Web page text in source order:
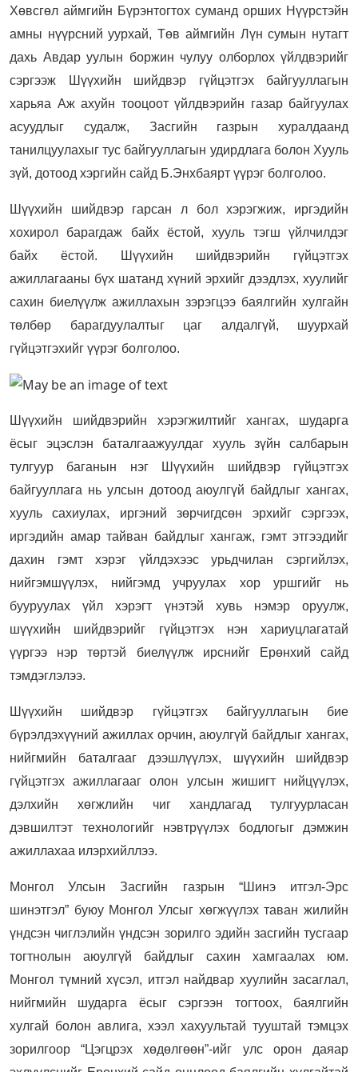
Хөвсгөл аймгийн Бүрэнтогтох суманд орших Нүүрстэйн
амны нүүрсний уурхай, Төв аймгийн Лүн сумын нутагт
дахь Авдар уулын боржин чулуу олборлох үйлдвэрийг
сэргээж Шүүхийн шийдвэр гүйцэтгэх байгууллагын
харьяа Аж ахуйн тооцоот үйлдвэрийн газар байгуулах
асуудлыг судалж, Засгийн газрын хуралдаанд
танилцуулахыг тус байгууллагын удирдлага болон Хууль
зүй, дотоод хэргийн сайд Б.Энхбаярт үүрэг болголоо.
Шүүхийн шийдвэр гарсан л бол хэрэгжиж, иргэдийн
хохирол барагдаж байх ёстой, хууль тэгш үйлчилдэг
байх ёстой. Шүүхийн шийдвэрийн гүйцэтгэх
ажиллагааны бүх шатанд хүний эрхийг дээдлэх, хуулийг
сахин биелүүлж ажиллахын зэрэгцээ баялгийн хулгайн
төлбөр барагдуулалтыг цаг алдалгүй, шуурхай
гүйцэтгэхийг үүрэг болголоо.
Шүүхийн шийдвэрийн хэрэгжилтийг хангах, шударга
ёсыг эцэслэн баталгаажуулдаг хууль зүйн салбарын
тулгуур баганын нэг Шүүхийн шийдвэр гүйцэтгэх
байгууллага нь улсын дотоод аюулгүй байдлыг хангах,
хууль сахиулах, иргэний зөрчигдсөн эрхийг сэргээх,
иргэдийн амар тайван байдлыг хангаж, гэмт этгээдийг
дахин гэмт хэрэг үйлдэхээс урьдчилан сэргийлэх,
нийгэмшүүлэх, нийгэмд учруулах хор уршгийг нь
бууруулах үйл хэрэгт үнэтэй хувь нэмэр оруулж,
шүүхийн шийдвэрийг гүйцэтгэх нэн хариуцлагатай
үүргээ нэр төртэй биелүүлж ирснийг Ерөнхий сайд
тэмдэглэлээ.
Шүүхийн шийдвэр гүйцэтгэх байгууллагын бие
бүрэлдэхүүний ажиллах орчин, аюулгүй байдлыг хангах,
нийгмийн баталгааг дээшлүүлэх, шүүхийн шийдвэр
гүйцэтгэх ажиллагааг олон улсын жишигт нийцүүлэх,
дэлхийн хөгжлийн чиг хандлагад тулгуурласан
дэвшилтэт технологийг нэвтрүүлэх бодлогыг дэмжин
ажиллахаа илэрхийллээ.
Монгол Улсын Засгийн газрын “Шинэ итгэл-Эрс
шинэтгэл” буюу Монгол Улсыг хөгжүүлэх таван жилийн
үндсэн чиглэлийн үндсэн зорилго эдийн засгийн тусгаар
тогтнолын аюулгүй байдлыг сахин хамгаалах юм.
Монгол түмний хүсэл, итгэл найдвар хуулийн засаглал,
нийгмийн шударга ёсыг сэргээн тогтоох, баялгийн
хулгай болон авлига, хээл хахуультай тууштай тэмцэх
зорилгоор “Цэгцрэх хөдөлгөөн”-ийг улс орон даяар